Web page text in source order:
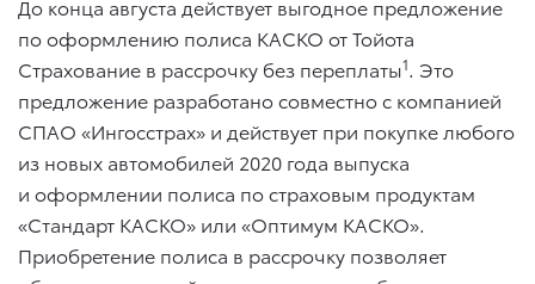
До конца августа действует выгодное предложение
по оформлению полиса КАСКО от Тойота
Страхование в рассрочку без переплаты1. Это
предложение разработано совместно с компанией
СПАО «Ингосстрах» и действует при покупке любого
из новых автомобилей 2020 года выпуска
и оформлении полиса по страховым продуктам
«Стандарт КАСКО» или «Оптимум КАСКО».
Приобретение полиса в рассрочку позволяет